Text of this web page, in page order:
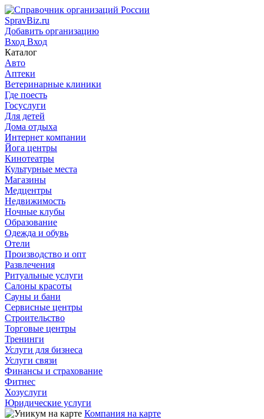
SpravBiz.ru
Добавить организацию
Вход Вход
Каталог
Авто
Аптеки
Ветеринарные клиники
Где поесть
Госуслуги
Для детей
Дома отдыха
Интернет компании
Йога центры
Кинотеатры
Культурные места
Магазины
Медцентры
Недвижимость
Ночные клубы
Образование
Одежда и обувь
Отели
Производство и опт
Развлечения
Ритуальные услуги
Салоны красоты
Сауны и бани
Сервисные центры
Строительство
Торговые центры
Тренинги
Услуги для бизнеса
Услуги связи
Финансы и страхование
Фитнес
Хозуслуги
Юридические услуги
Компания на карте